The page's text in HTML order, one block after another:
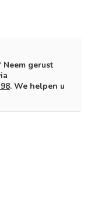
gerust
. We helpen u